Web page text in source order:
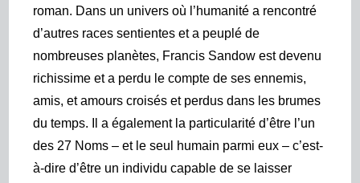
roman. Dans un univers où l’humanité a rencontré
d’autres races sentientes et a peuplé de
nombreuses planètes, Francis Sandow est devenu
richissime et a perdu le compte de ses ennemis,
amis, et amours croisés et perdus dans les brumes
du temps. Il a également la particularité d’être l’un
des 27 Noms – et le seul humain parmi eux – c’est-
à-dire d’être un individu capable de se laisser